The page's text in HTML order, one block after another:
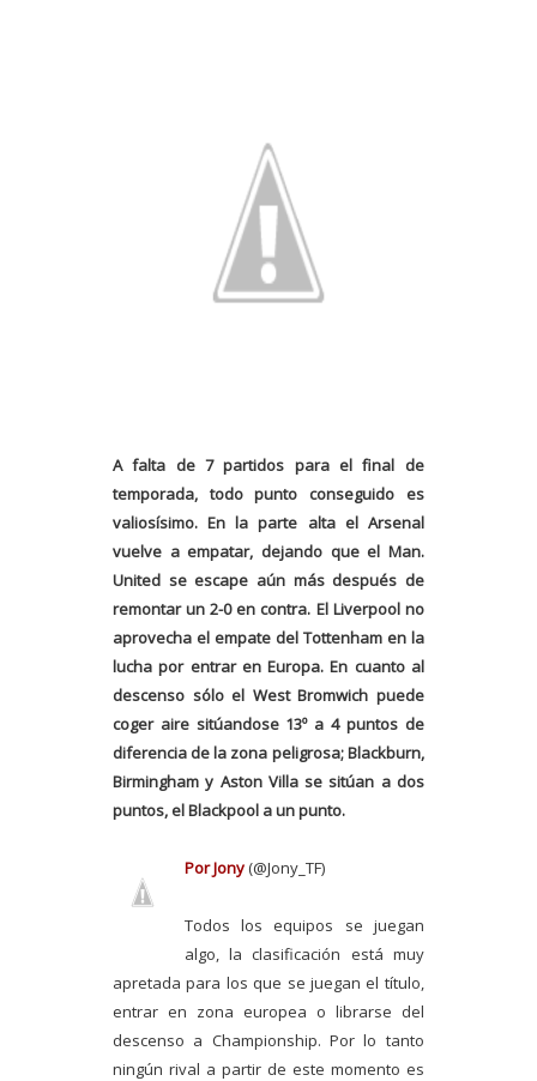
A falta de 7 partidos para el final de
temporada, todo punto conseguido es
valiosísimo. En la parte alta el Arsenal
vuelve a empatar, dejando que el Man.
United se escape aún más después de
remontar un 2-0 en contra. El Liverpool no
aprovecha el empate del Tottenham en la
lucha por entrar en Europa. En cuanto al
descenso sólo el West Bromwich puede
coger aire sitúandose 13º a 4 puntos de
diferencia de la zona peligrosa; Blackburn,
Birmingham y Aston Villa se sitúan a dos
puntos, el Blackpool a un punto.
Por Jony (@Jony_TF)
Todos los equipos se juegan
algo, la clasificación está muy
apretada para los que se juegan el título,
entrar en zona europea o librarse del
descenso a Championship. Por lo tanto
ningún rival a partir de este momento es